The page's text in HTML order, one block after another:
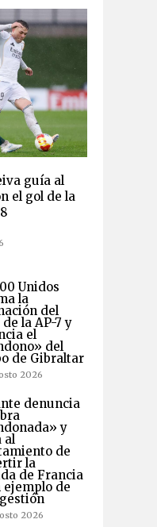
guía al
el gol de la
Unidos
la
del
la AP-7 y
el
del
de Gibraltar
2026
denuncia
y
al
de
la
de Francia
ejemplo de
2026